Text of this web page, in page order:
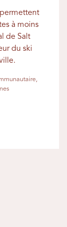
à moins
de Salt
du ski